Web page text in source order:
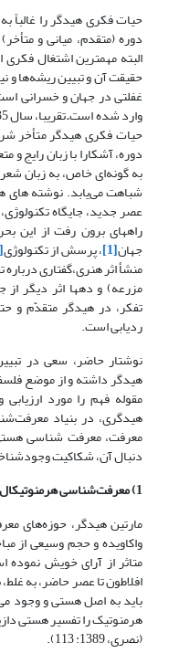
حیات فکری هیدگر را غالباً
البته مهمترین اشتغال
حقیقت آن و تبیین ریشه‌ها و
غفلتی در جهان و خسرانی
وارد شده است.
حیات فکری هیدگر متأخر
دوره، آشکارا با زبان رایج و
به گونه‌ای خاص، به زبان
شباهت می‌یابد. نوشته هاى
عصر جدید، جایگاه
راه‏هاى برون رفت از این
جهان[1] ، پرسش از تکنولوژى
منشأ اثر هنرى،گفتارى درباره
مزرعه) و ده‏ها اثر دیگر
تفکر، در هیدگر متقدّم و
ردیابى است.
نوشتار حاضر، سعی در
هیدگر داشته و از موضع
مقوله فهم را مورد
هیدگری، در بنیاد
معرفت، معرفت شناسی
دنبال آن، شکاکیت
1) معرفت‌شناسی هرمنوتیکال هیدگر
مارتین هیدگر، حوزه‌های
واکاویده و حجم وسیعی از
متاثر از آرای خویش
افلاطون تا عصر حاضر، به
باید به اصل هستی و وجود
هرمنوتیک را تفسیر هستی
(نصری، 1389: 113).